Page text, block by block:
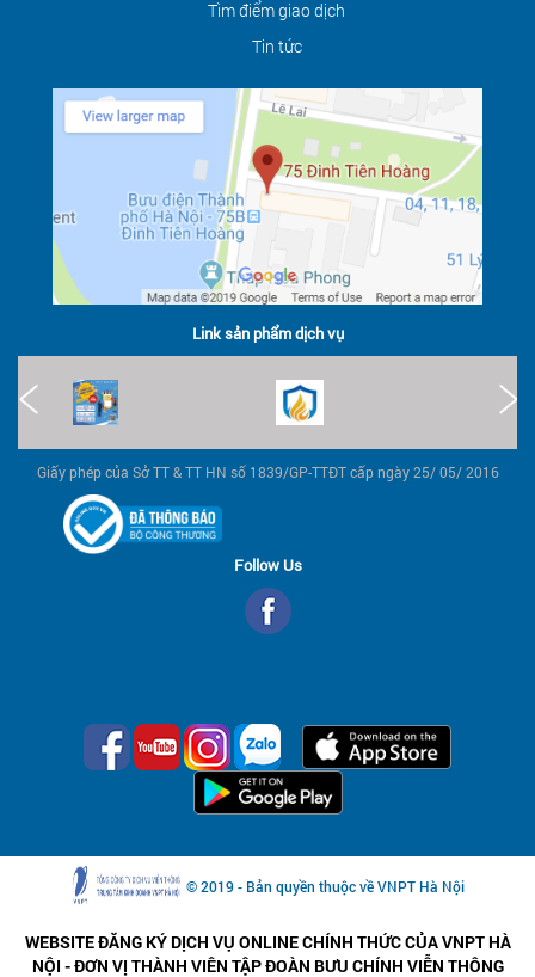
Tìm điểm giao dịch
Tin tức
Link sản phẩm dịch vụ
Giấy phép của Sở TT & TT HN số 1839/GP-TTĐT cấp ngày 25/ 05/ 2016
Follow Us
© 2019 - Bản quyền thuộc về VNPT Hà Nội
WEBSITE ĐĂNG KÝ DỊCH VỤ ONLINE CHÍNH THỨC CỦA VNPT HÀ
NỘI - ĐƠN VỊ THÀNH VIÊN TẬP ĐOÀN BƯU CHÍNH VIỄN THÔNG